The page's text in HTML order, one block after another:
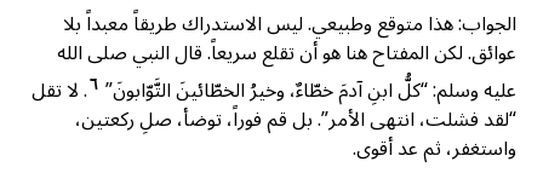
الجواب: هذا متوقع وطبيعي. ليس الاستدراك طريقاً معبداً بلا
عوائق. لكن المفتاح هنا هو أن تقلع سريعاً. قال النبي صلى الله
عليه وسلم: “كلُّ ابنِ آدمَ خطّاءٌ، وخيرُ الخطّائينَ التَّوّابونَ” ٦. لا تقل
“لقد فشلت، انتهى الأمر”. بل قم فوراً، توضأ، صلِ ركعتين،
واستغفر، ثم عد أقوى.